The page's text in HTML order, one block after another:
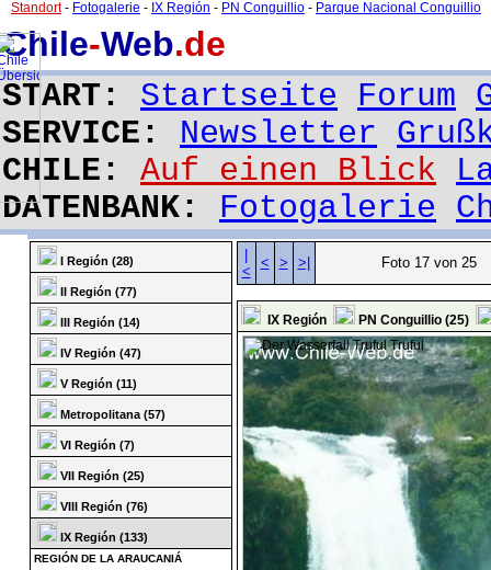
Chile-Web.de
START: Startseite Forum
SERVICE: Newsletter
CHILE: Auf einen Blick
DATENBANK: Fotogalerie
Standort- Fotogalerie - IX Región - PN Conguillio - Parque Nacional Conguillio
I Región (28)
II Región (77)
III Región (14)
IV Región (47)
V Región (11)
Metropolitana (57)
VI Región (7)
VII Región (25)
VIII Región (76)
IX Región (133)
REGIÓN DE LA ARAUCANIÁ
<
< > >| Foto 17 von 25
IX Región PN Conguillio (25)